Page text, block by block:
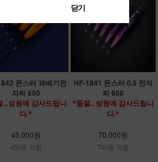
몬스터 꽈배기전
자찌 650
...성원에 감사드립니
다.*
45,000원
450원 적립
HF-1841 몬스터 0.5 전자
찌 650
*품절...성원에 감사드립니
다.*
70,000원
700원 적립
닫기